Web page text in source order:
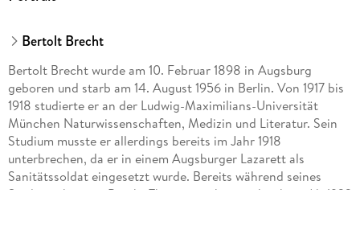
Bertolt Brecht
Bertolt Brecht wurde am 10. Februar 1898 in Augsburg
geboren und starb am 14. August 1956 in Berlin. Von 1917 bis
1918 studierte er an der Ludwig-Maximilians-Universität
München Naturwissenschaften, Medizin und Literatur. Sein
Studium musste er allerdings bereits im Jahr 1918
unterbrechen, da er in einem Augsburger Lazarett als
Sanitätssoldat eingesetzt wurde. Bereits während seines
Studiums begann Brecht Theaterstücke zu schreiben. Ab 1922